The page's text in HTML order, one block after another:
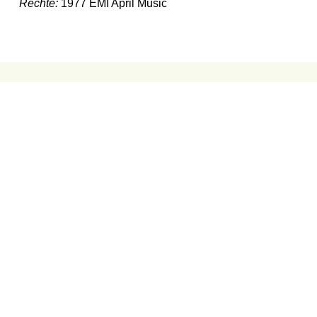
Rechte:1977 EMI April Music